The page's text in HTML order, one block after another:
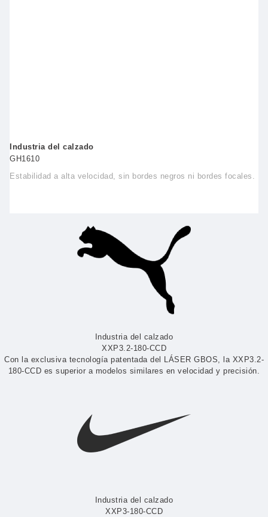
Industria del calzado
GH1610
Estabilidad a alta velocidad, sin bordes negros ni bordes focales.
Industria del calzado
XXP3.2-180-CCD
Con la exclusiva tecnología patentada del LÁSER GBOS, la XXP3.2-
180-CCD es superior a modelos similares en velocidad y precisión.
Industria del calzado
XXP3-180-CCD